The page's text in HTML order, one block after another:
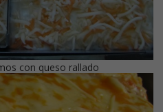
con queso rallado